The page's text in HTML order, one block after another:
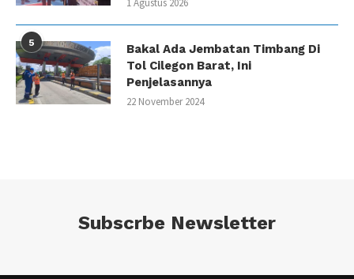
1 Agustus 2026
5
Bakal Ada Jembatan Timbang Di
Tol Cilegon Barat, Ini
Penjelasannya
22 November 2024
Subscrbe Newsletter